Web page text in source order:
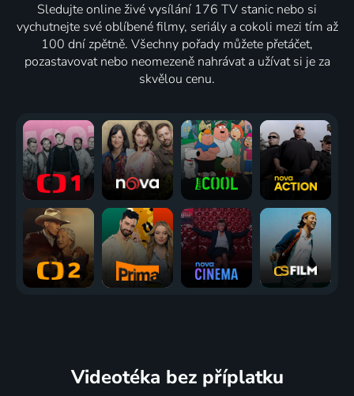
Sledujte online živé vysílání 176 TV stanic nebo si
vychutnejte své oblíbené filmy, seriály a cokoli mezi tím až
100 dní zpětně. Všechny pořady můžete přetáčet,
pozastavovat nebo neomezeně nahrávat a užívat si je za
skvělou cenu.
Videotéka bez příplatku